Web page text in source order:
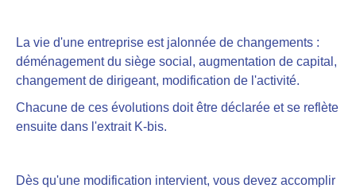
La vie d'une entreprise est jalonnée de changements :
déménagement du siège social, augmentation de capital,
changement de dirigeant, modification de l'activité.
Chacune de ces évolutions doit être déclarée et se reflète
ensuite dans l'extrait K-bis.
Dès qu'une modification intervient, vous devez accomplir